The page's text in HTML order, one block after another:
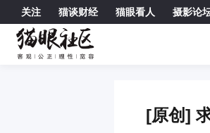
关注 猫谈财经 猫眼看人 摄影论

[原创]